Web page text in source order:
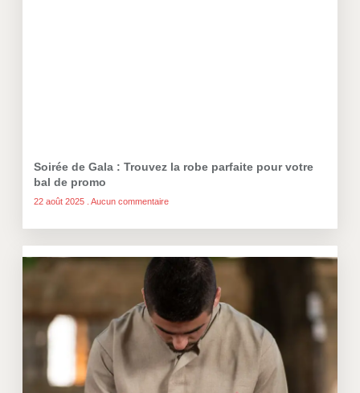
Soirée de Gala : Trouvez la robe parfaite pour votre
bal de promo
22 août 2025 Aucun commentaire